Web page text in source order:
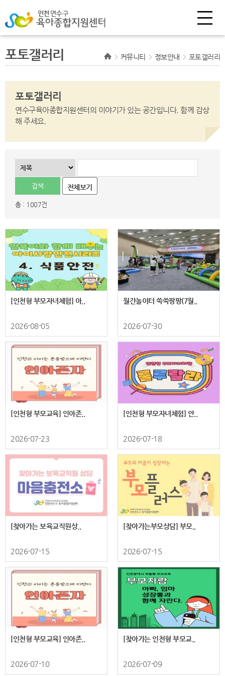
포토갤러리 커뮤니티 정보안내 포토갤러리
포토갤러리
연수구육아종합지원센터의 이야기가 있는 공간입니다. 함께 감상
해 주세요.
전체보기
총 : 1007건
[인천형 부모자녀체험] 아..
2026-08-05
월간놀이터 쑥쑥팡팡(7월..
2026-07-30
[인천형 부모교육] 인아존..
2026-07-23
[인천형 부모자녀체험] 안..
2026-07-18
[찾아가는 보육교직원상..
2026-07-15
[찾아가는부모상담] 부모..
2026-07-15
[인천형 부모교육] 인아존..
2026-07-10
[찾아가는 인천형 부모교..
2026-07-09